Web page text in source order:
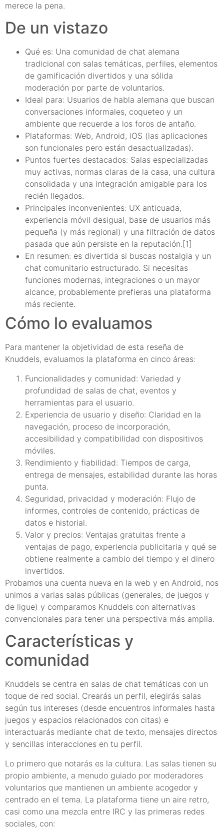
merece la pena.
De un vistazo
Qué es: Una comunidad de chat alemana
tradicional con salas temáticas, perfiles, elementos
de gamificación divertidos y una sólida
moderación por parte de voluntarios.
Ideal para: Usuarios de habla alemana que buscan
conversaciones informales, coqueteo y un
ambiente que recuerde a los foros de antaño.
Plataformas: Web, Android, iOS (las aplicaciones
son funcionales pero están desactualizadas).
Puntos fuertes destacados: Salas especializadas
muy activas, normas claras de la casa, una cultura
consolidada y una integración amigable para los
recién llegados.
Principales inconvenientes: UX anticuada,
experiencia móvil desigual, base de usuarios más
pequeña (y más regional) y una filtración de datos
pasada que aún persiste en la reputación.[1]
En resumen: es divertida si buscas nostalgia y un
chat comunitario estructurado. Si necesitas
funciones modernas, integraciones o un mayor
alcance, probablemente prefieras una plataforma
más reciente.
Cómo lo evaluamos
Para mantener la objetividad de esta reseña de
Knuddels, evaluamos la plataforma en cinco áreas:
Funcionalidades y comunidad: Variedad y
profundidad de salas de chat, eventos y
herramientas para el usuario.
Experiencia de usuario y diseño: Claridad en la
navegación, proceso de incorporación,
accesibilidad y compatibilidad con dispositivos
móviles.
Rendimiento y fiabilidad: Tiempos de carga,
entrega de mensajes, estabilidad durante las horas
punta.
Seguridad, privacidad y moderación: Flujo de
informes, controles de contenido, prácticas de
datos e historial.
Valor y precios: Ventajas gratuitas frente a
ventajas de pago, experiencia publicitaria y qué se
obtiene realmente a cambio del tiempo y el dinero
invertidos.
Probamos una cuenta nueva en la web y en Android, nos
unimos a varias salas públicas (generales, de juegos y
de ligue) y comparamos Knuddels con alternativas
convencionales para tener una perspectiva más amplia.
Características y
comunidad
Knuddels se centra en salas de chat temáticas con un
toque de red social. Crearás un perfil, elegirás salas
según tus intereses (desde encuentros informales hasta
juegos y espacios relacionados con citas) e
interactuarás mediante chat de texto, mensajes directos
y sencillas interacciones en tu perfil.
Lo primero que notarás es la cultura. Las salas tienen su
propio ambiente, a menudo guiado por moderadores
voluntarios que mantienen un ambiente acogedor y
centrado en el tema. La plataforma tiene un aire retro,
casi como una mezcla entre IRC y las primeras redes
sociales, con: